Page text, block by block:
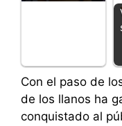
Con el paso de
de los llanos ha
conquistado al